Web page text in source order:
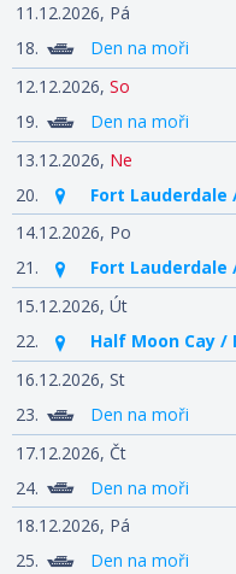
11.12.2026, Pá
18.
Den na moři
12.12.2026, So
19.
Den na moři
13.12.2026, Ne
20.
Fort Lauderdale
14.12.2026, Po
21.
Fort Lauderdale
15.12.2026, Út
22.
Half Moon Cay /
16.12.2026, St
23.
Den na moři
17.12.2026, Čt
24.
Den na moři
18.12.2026, Pá
25.
Den na moři